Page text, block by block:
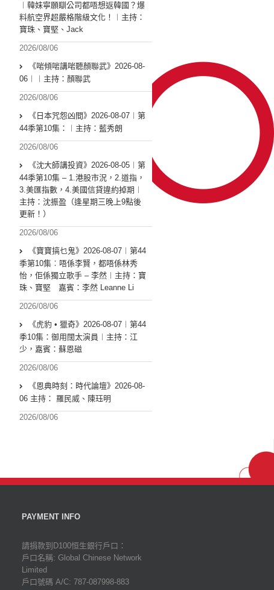
︱韓妹寧願瞓公司都唔想返韓國？爆
料航空界超嚴格階級文化！︱主持：
寶珠、寶堅、Jack
2026/08/06
《啱傾啱講啱聽顏聯武》2026-08-
06︱︱主持：顏聯武
2026/08/06
《日本咒怨凶間》2026-08-07︱第
44季第10集：︱主持：藍秀朗
2026/08/06
《沈大師講投資》2026-08-05︱第
44季第10集 – 1.港股市況，2.道指，
3.美匯指數，4.美國信貸違約掉期︱
主持：沈振盈（逢星期三晚上9點後
更新！）
2026/08/06
《寶寶搞乜鬼》2026-08-07︱第44
季第10集︰唔係李賢，都唔係林秀
怡，佢係獨立歌手 – 李然︱主持：寶
珠、寶堅 嘉賓：李然 Leanne Li
2026/08/06
《虎豹 • 獵奇》2026-08-07︱第44
季10集：御用闊太演員︱主持：江
少，嘉賓：蘇恩磁
2026/08/06
《恩典時刻：時代論壇》2026-08-
06 主持： 羅民威、陳珏明
2026/08/06
PAYMENT INFO
請捐款到D100恒生銀行戶口：
戶口名稱: Global Chinese Network
Limited
戶口號碼 A/C: 787-087998-883